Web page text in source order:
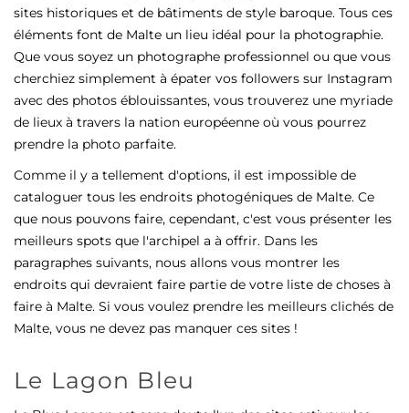
sites historiques et de bâtiments de style baroque. Tous ces
éléments font de Malte un lieu idéal pour la photographie.
Que vous soyez un photographe professionnel ou que vous
cherchiez simplement à épater vos followers sur Instagram
avec des photos éblouissantes, vous trouverez une myriade
de lieux à travers la nation européenne où vous pourrez
prendre la photo parfaite.
Comme il y a tellement d'options, il est impossible de
cataloguer tous les endroits photogéniques de Malte. Ce
que nous pouvons faire, cependant, c'est vous présenter les
meilleurs spots que l'archipel a à offrir. Dans les
paragraphes suivants, nous allons vous montrer les
endroits qui devraient faire partie de votre liste de choses à
faire à Malte. Si vous voulez prendre les meilleurs clichés de
Malte, vous ne devez pas manquer ces sites !
Le Lagon Bleu